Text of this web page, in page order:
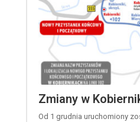
Zmiany w
Od 1 grudnia uruchomiony